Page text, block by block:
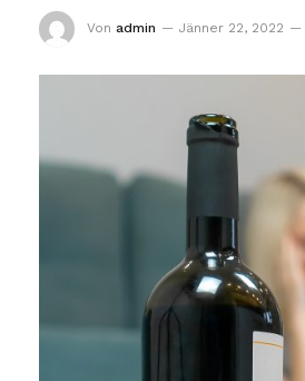
Von admin Jänner 22, 2022